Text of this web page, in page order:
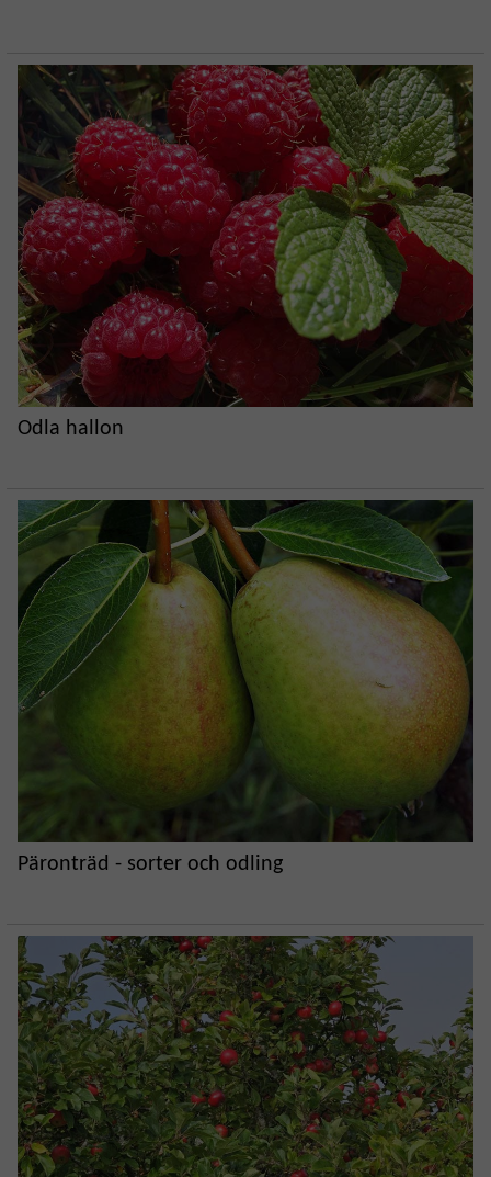
Odla hallon
Päronträd - sorter och odling